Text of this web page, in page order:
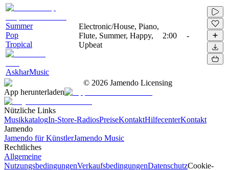
Summer
Pop
Tropical
AskharMusic
Electronic/House, Piano,
Flute, Summer, Happy,
Upbeat
2:00 -
© 2026 Jamendo Licensing
App herunterladen
Nützliche Links
MusikkatalogIn-Store-RadiosPreiseKontaktHilfecenterKontakt
Jamendo
Jamendo für KünstlerJamendo Music
Rechtliches
Allgemeine
NutzungsbedingungenVerkaufsbedingungenDatenschutzCookie-